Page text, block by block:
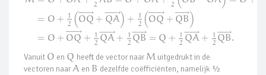
2
2
(
)
= O +
1
2
( OQ
 ⃗
 + QA
 ⃗

) +
1
2 ( OQ
 ⃗
 + QB
 ⃗

)
= O + OQ
 ⃗
 +
1
2
QA
 ⃗
 +
1
2
QB
 ⃗
 = Q +
1
2
QA
 ⃗
 +
1
2
QB
 ⃗
 .
Vanuit O en Q heeft de vector naarM uitgedrukt in de
vectoren naarA en B dezelfde coëfficiënten, namelijk ½